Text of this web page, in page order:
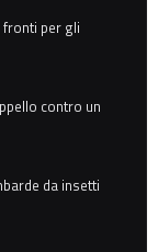
fronti per gli
contro un
da insetti